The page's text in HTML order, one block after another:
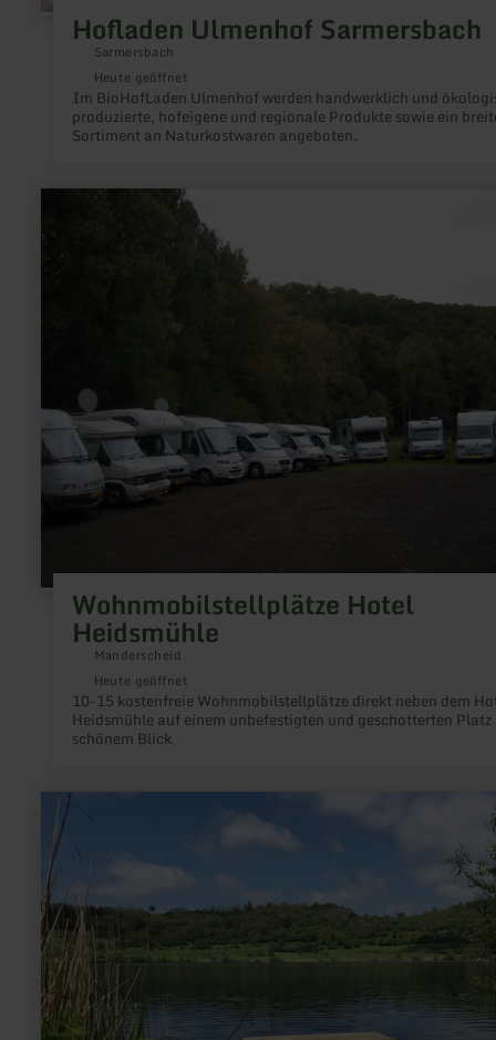
Hofladen Ulmenhof Sarmersbach
Sarmersbach
Heute geöffnet
Im BioHofLaden Ulmenhof werden handwerklich und
produzierte, hofeigene und regionale Produkte sowie ein
Sortiment an Naturkostwaren angeboten.
Wohnmobilstellplätze Hotel
Heidsmühle
Manderscheid
Heute geöffnet
10-15 kostenfreie Wohnmobilstellplätze direkt neben dem
Heidsmühle auf einem unbefestigten und geschotterten
schönem Blick
zu:
Wohnmobilstellplätze
mehr
erfahren
zu:
Camping
am
Maar